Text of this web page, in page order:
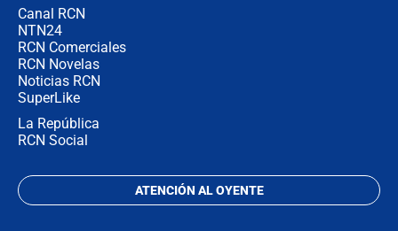
Canal RCN
NTN24
RCN Comerciales
RCN Novelas
Noticias RCN
SuperLike
La República
RCN Social
ATENCIÓN AL OYENTE